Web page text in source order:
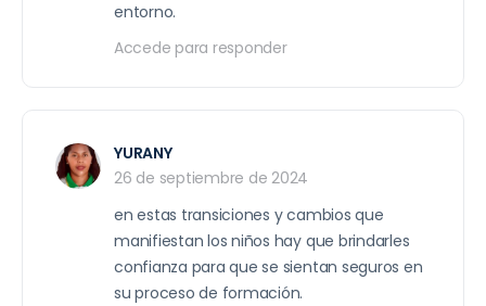
entorno.
Accede para responder
YURANY
26 de septiembre de 2024
en estas transiciones y cambios que
manifiestan los niños hay que brindarles
confianza para que se sientan seguros en
su proceso de formación.